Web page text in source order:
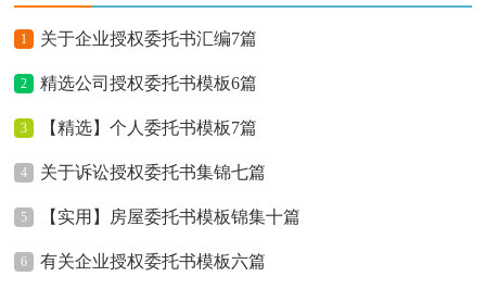
1 关于企业授权委托书汇编7篇
2 精选公司授权委托书模板6篇
3 【精选】个人委托书模板7篇
4 关于诉讼授权委托书集锦七篇
5 【实用】房屋委托书模板锦集十篇
6 有关企业授权委托书模板六篇